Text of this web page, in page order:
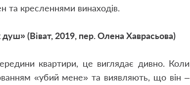
та кресленнями винаходів.
(Віват, 2019, пер. Олена Хаврасьова)
квартири, це виглядає дивно. Коли
«убий мене» та виявляють, що він –